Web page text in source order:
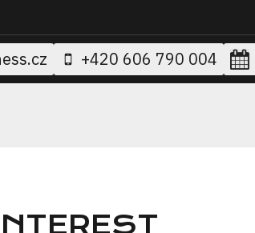
+420 606 790 004